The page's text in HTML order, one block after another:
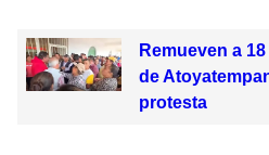
Remueven a
de
protesta